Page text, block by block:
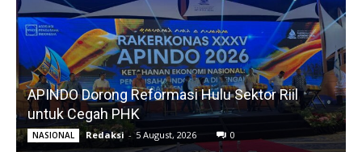
APINDO Dorong Reformasi Hulu Sektor Riil
untuk Cegah PHK
NASIONAL Redaksi - 5 August, 2026 0